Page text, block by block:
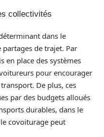
collectivités
dans le
de trajet. Par
en place des systèmes
pour encourager
De plus, ces
par des budgets alloués
durables, dans le
covoiturage peut